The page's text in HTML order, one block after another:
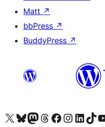
Matt ↗
bbPress ↗
BuddyPress ↗
Visiteu el nostre compte X (abans Twitter)
Visiteu el nostre compte de Bluesky
Visiteu el nostre compte al Mastodon
Visiteu el nostre compte de Threads
Visiteu la nostra pàgina al Facebook
Visiteu el nostre compte
Visiteu el nostreVisiteu el nostre